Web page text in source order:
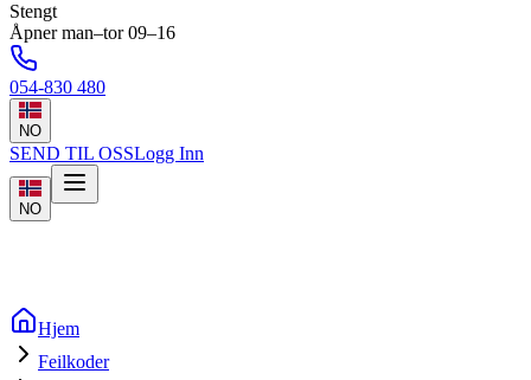
Stengt
Åpner man–tor 09–16
054-830 480
NO
SEND TIL OSSLogg Inn
NO
Hjem
Feilkoder